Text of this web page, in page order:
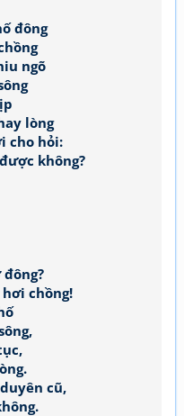
đông
ngõ
lòng
cho hỏi:
không?
chồng!
cũ,